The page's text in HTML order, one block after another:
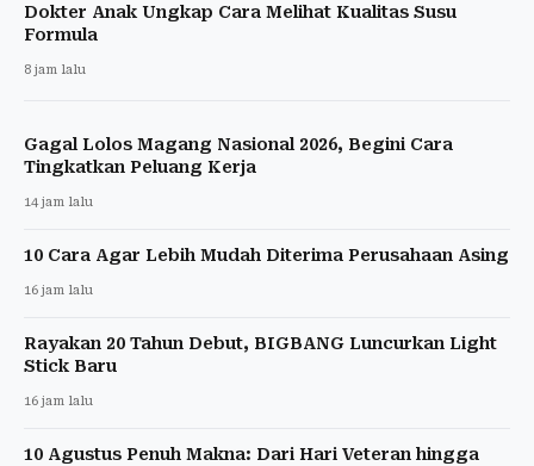
Dokter Anak Ungkap Cara Melihat Kualitas Susu
Formula
8 jam lalu
Gagal Lolos Magang Nasional 2026, Begini Cara
Tingkatkan Peluang Kerja
14 jam lalu
10 Cara Agar Lebih Mudah Diterima Perusahaan Asing
16 jam lalu
Rayakan 20 Tahun Debut, BIGBANG Luncurkan Light
Stick Baru
16 jam lalu
10 Agustus Penuh Makna: Dari Hari Veteran hingga